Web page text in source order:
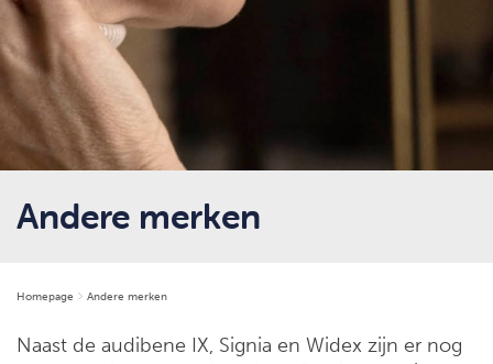
Andere merken
Homepage Andere merken
Naast de audibene IX, Signia en Widex zijn er nog